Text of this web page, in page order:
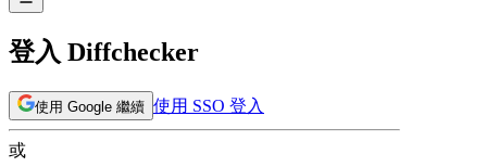
登入 Diffchecker
使用 Google 繼續 使用 SSO 登入
或